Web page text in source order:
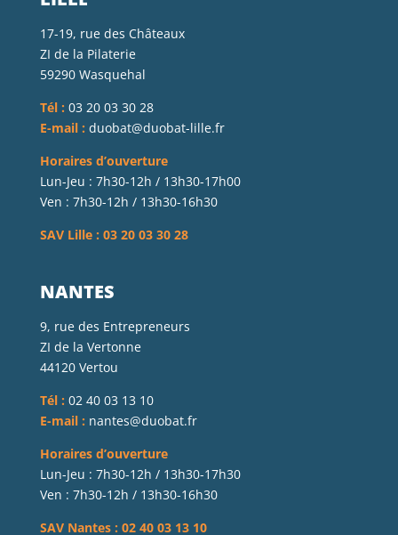
17-19, rue des Châteaux
ZI de la Pilaterie
59290 Wasquehal
Tél : 03 20 03 30 28
E-mail : duobat@duobat-lille.fr
Horaires d’ouverture
Lun-Jeu : 7h30-12h / 13h30-17h00
Ven : 7h30-12h / 13h30-16h30
SAV Lille : 03 20 03 30 28
NANTES
9, rue des Entrepreneurs
ZI de la Vertonne
44120 Vertou
Tél : 02 40 03 13 10
E-mail : nantes@duobat.fr
Horaires d’ouverture
Lun-Jeu : 7h30-12h / 13h30-17h30
Ven : 7h30-12h / 13h30-16h30
SAV Nantes : 02 40 03 13 10